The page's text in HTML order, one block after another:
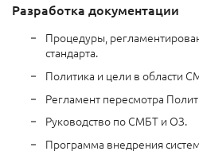
Разработка документации
Процедуры,
стандарта.
Политика и цели в области
Регламент пересмотра
Руководство по СМБТ и ОЗ.
Программа внедрения